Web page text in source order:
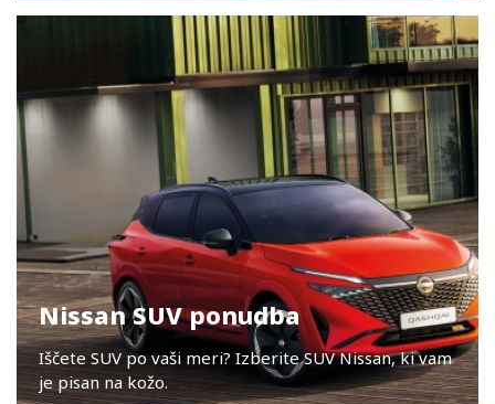
Nissan SUV ponudba
Iščete SUV po vaši meri? Izberite SUV Nissan, ki vam
je pisan na kožo.